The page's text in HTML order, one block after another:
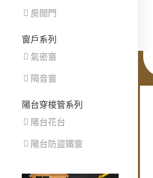
房間門
窗戶系列
氣密窗
隔音窗
陽台穿梭管系列
陽台花台
陽台防盜鐵窗